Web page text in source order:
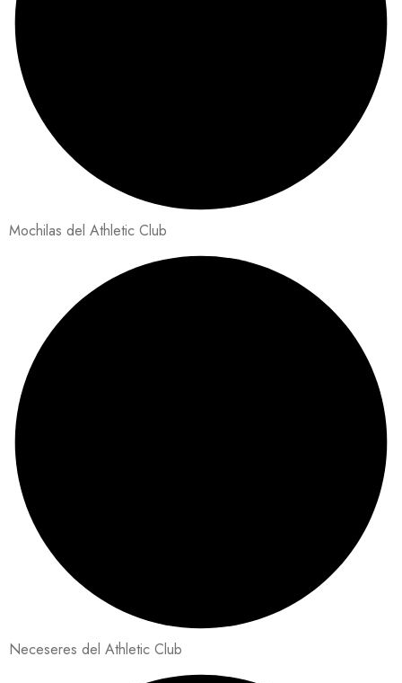
Mochilas del Athletic Club
Neceseres del Athletic Club